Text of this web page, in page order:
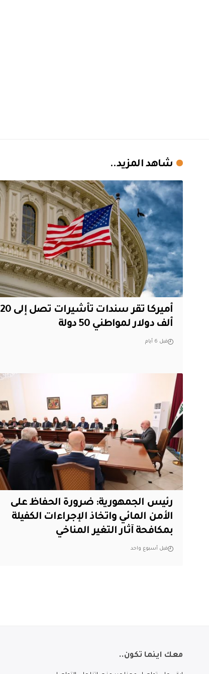
شاهد المزيد..
أميركا تقر سندات تأشيرات تصل إلى 20
ألف دولار لمواطني 50 دولة
قبل 6 أيام
رئيس الجمهورية: ضرورة الحفاظ على
الأمن المائي واتخاذ الإجراءات الكفيلة
بمكافحة آثار التغير المناخي
قبل أسبوع واحد
معك اينما تكون..